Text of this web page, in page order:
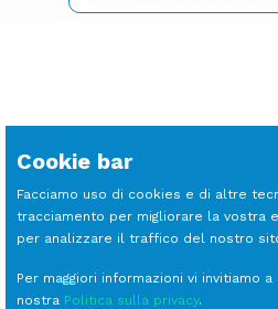
Cookie bar
Facciamo uso di cookies e di altre
tracciamento per migliorare la vostra
per analizzare il traffico del nostro
Per maggiori informazioni vi invitiamo
nostra Politica sulla privacy.